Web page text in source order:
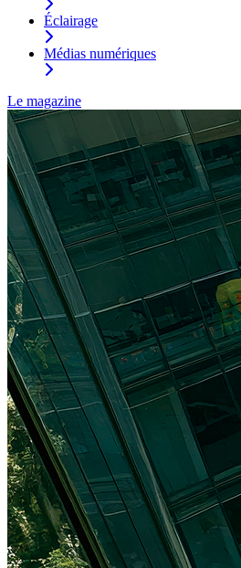
Éclairage
Médias numériques
Le magazine